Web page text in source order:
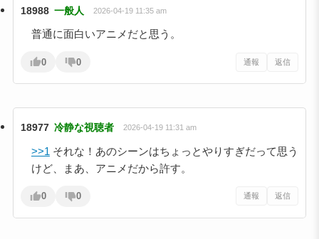
18988 一般人 2026-04-19 11:35 am
普通に面白いアニメだと思う。
0 0 通報 返信
18977 冷静な視聴者 2026-04-19 11:31 am
>>1 それな！あのシーンはちょっとやりすぎだって思う
けど、まあ、アニメだから許す。
0 0 通報 返信